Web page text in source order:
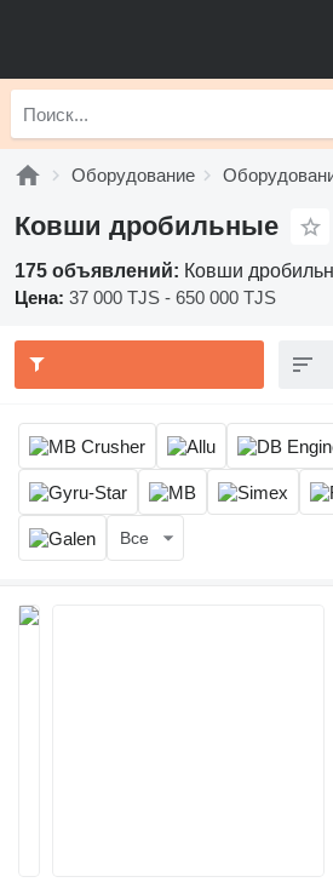
Оборудование
Ковши дробильные
175 объявлений: Ковши
Цена: 37 000 TJS - 650 000 TJS
Все